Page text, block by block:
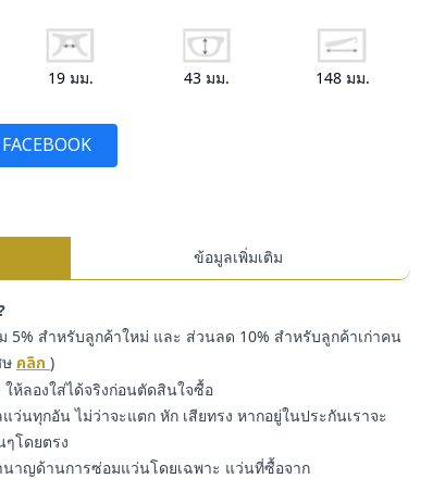
19มม. 43มม. 148มม.
ข้อมูลเพิ่มเติม
5% สำหรับลูกค้าใหม่ และ ส่วนลด 10% สำหรับลูกค้าเก่าคน
คลิก )
ห้ลองใส่ได้จริงก่อนตัดสินใจซื้อ
แว่นทุกอัน ไม่ว่าจะแตก หัก เสียทรง หากอยู่ในประกันเราจะ
โดยตรง
นาญด้านการซ่อมแว่นโดยเฉพาะ แว่นที่ซื้อจาก